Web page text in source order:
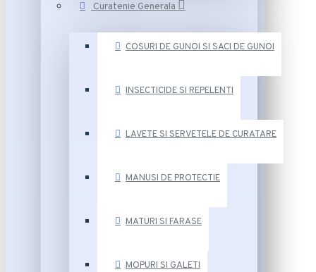
Curatenie Generala
COSURI DE GUNOI SI SACI DE GUNOI
INSECTICIDE SI REPELENTI
LAVETE SI SERVETELE DE CURATARE
MANUSI DE PROTECTIE
MATURI SI FARASE
MOPURI SI GALETI